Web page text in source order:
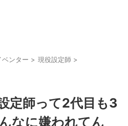
ンター > 現役設定師 >
定師って2代目も3
なに嫌われてん